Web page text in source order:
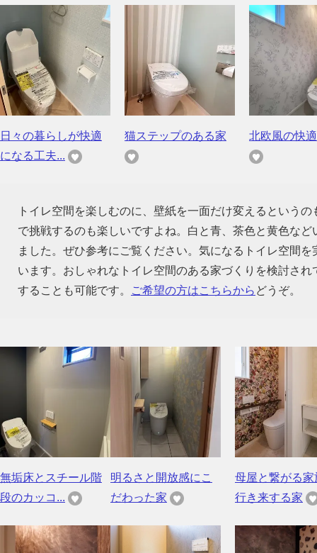
日々の暮らしが快適
になる工夫...
猫ステップのある家 北欧風の快
トイレ空間を楽しむのに、壁紙を一面だけ変えるという
で挑戦するのも楽しいですよね。白と青、茶色と黄色な
ました。ぜひ参考にご覧ください。気になるトイレ空間
います。おしゃれなトイレ空間のある家づくりを検討さ
することも可能です。
ご希望の方はこちらから どうぞ。
無垢床とスチール階
段のカッコ...
明るさと開放感にこ
だわった家
母屋と繋がる家
行き来する家